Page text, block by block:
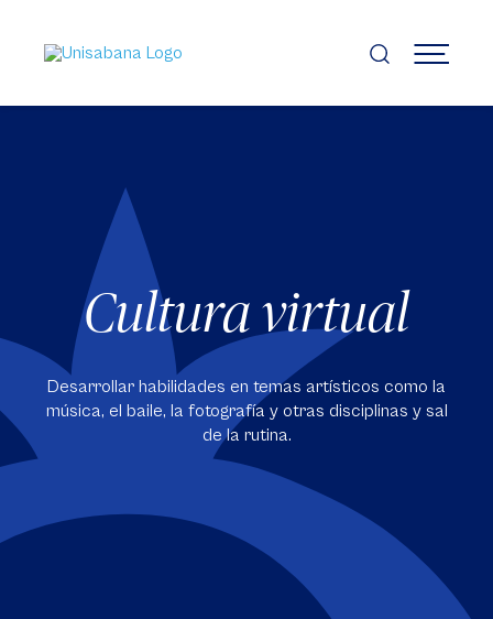
contenido
principal
MENÚ
Cultura virtual
Desarrollar habilidades en temas artísticos como la
música, el baile, la fotografía y otras disciplinas y sal
de la rutina.